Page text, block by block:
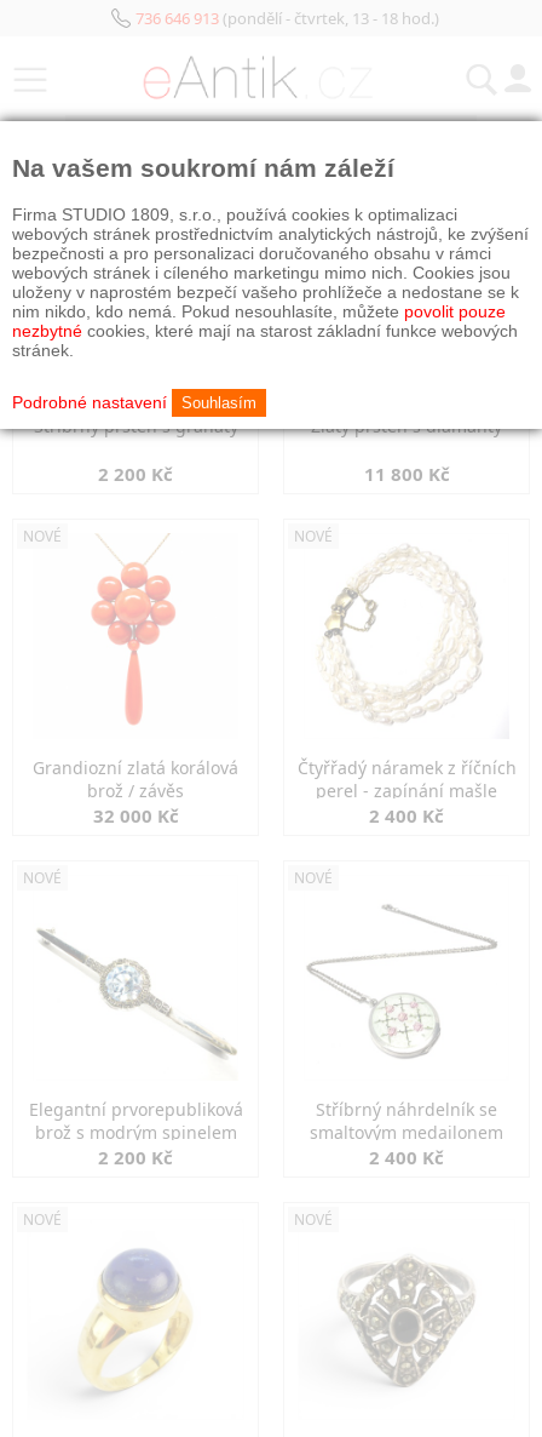
736 646 913(pondělí - čtvrtek, 13 - 18 hod.)
Stříbrný prsten s granáty
2 200 Kč
Zlatý prsten s diamanty
11 800 Kč
NOVÉ
Grandiozní zlatá korálová
brož / závěs
32 000 Kč
NOVÉ
Čtyřřadý náramek z říčních
perel - zapínání mašle
2 400 Kč
NOVÉ
Elegantní prvorepubliková
brož s modrým spinelem
2 200 Kč
NOVÉ
Stříbrný náhrdelník se
smaltovým medailonem
2 400 Kč
NOVÉ NOVÉ
Na vašem soukromí nám záleží
Firma STUDIO 1809, s.r.o., používá cookies k optimalizaci
webových stránek prostřednictvím analytických nástrojů, ke zvýšení
bezpečnosti a pro personalizaci doručovaného obsahu v rámci
webových stránek i cíleného marketingu mimo nich. Cookies jsou
uloženy v naprostém bezpečí vašeho prohlížeče a nedostane se k
nim nikdo, kdo nemá. Pokud nesouhlasíte, můžete povolit pouze
nezbytné cookies, které mají na starost základní funkce webových
stránek.
Podrobné nastavení Souhlasím